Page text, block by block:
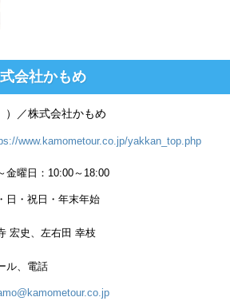
会社かもめ
）／株式会社かもめ
www.kamometour.co.jp/yakkan_top.php
金曜日：10:00～18:00
日・祝日・年末年始
宏史、左右田 幸枝
ル、電話